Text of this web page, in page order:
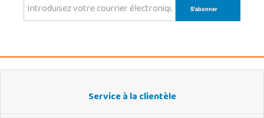
Service à la clientèle